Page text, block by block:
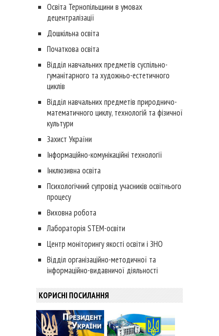
Освіта Тернопільщини в умовах
децентралізації
Дошкільна освіта
Початкова освіта
Відділ навчальних предметів суспільно-
гуманітарного та художньо-естетичного
циклів
Відділ навчальних предметів природничо-
математичного циклу, технологій та фізичної
культури
Захист України
Інформаційно-комунікаційні технології
Інклюзивна освіта
Психологічний супровід учасників освітнього
процесу
Виховна робота
Лабораторія STEM-освіти
Центр моніторингу якості освіти і ЗНО
Відділ організаційно-методичної та
інформаційно-видавничої діяльності
КОРИСНІ ПОСИЛАННЯ